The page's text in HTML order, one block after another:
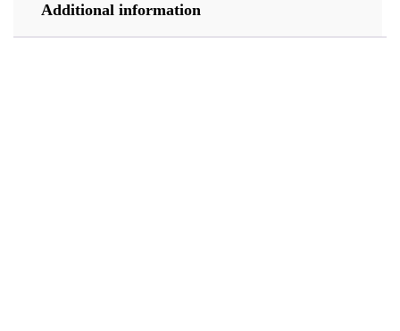
Additional information